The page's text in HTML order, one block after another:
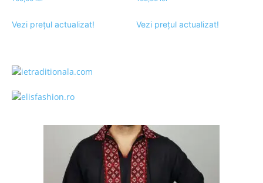
Vezi prețul actualizat! Vezi prețul actualizat!